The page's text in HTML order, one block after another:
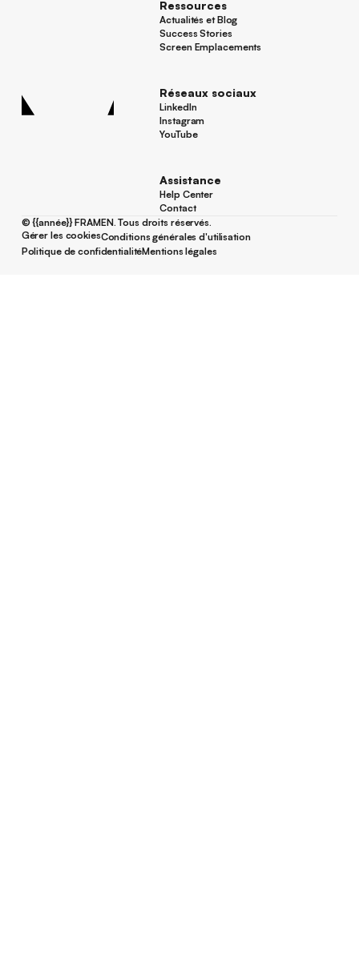
Ressources
Actualités et Blog
Actualités et Blog
Success Stories
Success Stories
Screen Emplacements
Réseaux sociaux
LinkedIn
LinkedIn
Instagram
Instagram
YouTube
Assistance
Help Center
Help Center
Contact
Contact
©{{année}}FRAMEN. Tous droits réservés.
Gérer les cookies
Gérer les cookies
Conditions générales d'utilisation
Conditions générales d'utilisation
Politique de confidentialitéMentions légales